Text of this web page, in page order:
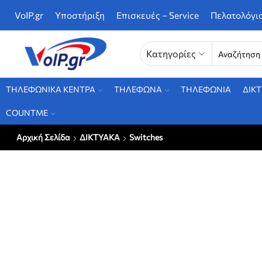
VoIP.gr Υποστήριξη Επισκευές – Service
Κατηγορίες
ΤΗΛΕΦΩΝΙΚΑ ΚΕΝΤΡΑ ΤΗΛΕΦΩΝΑ ΤΗΛΕΦΩΝΙΑ
COUNTME
Αρχική Σελίδα ΔΙΚΤΥΑΚΑ Switches